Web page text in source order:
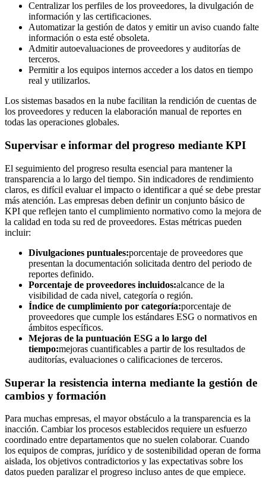
Centralizar los perfiles de los proveedores, la divulgación de
información y las certificaciones.
Automatizar la gestión de datos y emitir un aviso cuando falte
información o esta esté obsoleta.
Admitir autoevaluaciones de proveedores y auditorías de
terceros.
Permitir a los equipos internos acceder a los datos en tiempo
real y utilizarlos.
Los sistemas basados en la nube facilitan la rendición de cuentas de
los proveedores y reducen la elaboración manual de reportes en
todas las operaciones globales.
Supervisar e informar del progreso mediante KPI
El seguimiento del progreso resulta esencial para mantener la
transparencia a lo largo del tiempo. Sin indicadores de rendimiento
claros, es difícil evaluar el impacto o identificar a qué se debe prestar
más atención. Las empresas deben definir un conjunto básico de
KPI que reflejen tanto el cumplimiento normativo como la mejora de
la calidad en toda su red de proveedores. Estas métricas pueden
incluir:
Divulgaciones puntuales:porcentaje de proveedores que
presentan la documentación solicitada dentro del periodo de
reportes definido.
Porcentaje de proveedores incluidos:alcance de la
visibilidad de cada nivel, categoría o región.
Índice de cumplimiento por categoría:porcentaje de
proveedores que cumple los estándares ESG o normativos en
ámbitos específicos.
Mejoras de la puntuación ESG a lo largo del
tiempo:mejoras cuantificables a partir de los resultados de
auditorías, evaluaciones o calificaciones de terceros.
Superar la resistencia interna mediante la gestión de
cambios y formación
Para muchas empresas, el mayor obstáculo a la transparencia es la
inacción. Cambiar los procesos establecidos requiere un esfuerzo
coordinado entre departamentos que no suelen colaborar. Cuando
los equipos de compras, jurídico y de sostenibilidad operan de forma
aislada, los objetivos contradictorios y las expectativas sobre los
datos pueden paralizar el progreso incluso antes de que empiece.